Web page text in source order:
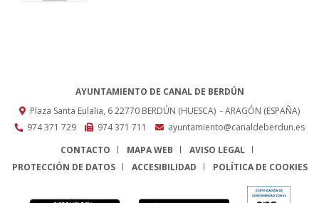
AYUNTAMIENTO DE CANAL DE BERDÚN
Plaza Santa Eulalia, 622770 BERDÚN (HUESCA) - ARAGÓN (ESPAÑA)
974 371 729
974 371 711
ayuntamiento@canaldeberdun.es
CONTACTO
MAPA WEB
AVISO LEGAL
PROTECCIÓN DE DATOS
ACCESIBILIDAD POLÍTICA DE COOKIES